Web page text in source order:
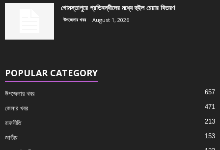
গোমস্তাপুরে প্রতিবন্ধীদের মধ্যে হুইল চেয়ার বিতরণ
উপজেলার খবর August 1, 2026
POPULAR CATEGORY
উপজেলার খবর 657
জেলার খবর 471
রাজনীতি 213
জাতীয় 153